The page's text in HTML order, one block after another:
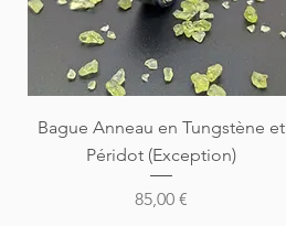
Aperçu rapide
Bague Anneau en Tungstène et
Péridot (Exception)
Prix
85,00 €